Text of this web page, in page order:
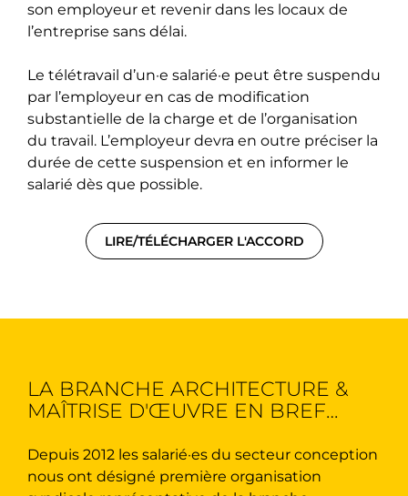
son employeur et revenir dans les locaux de
l’entreprise sans délai.
Le télétravail d’un·e salarié·e peut être suspendu
par l’employeur en cas de modification
substantielle de la charge et de l’organisation
du travail. L’employeur devra en outre préciser la
durée de cette suspension et en informer le
salarié dès que possible.
LIRE/TÉLÉCHARGER L'ACCORD
LA BRANCHE ARCHITECTURE &
MAÎTRISE D'ŒUVRE EN BREF…
Depuis 2012 les salarié·es du secteur conception
nous ont désigné première organisation